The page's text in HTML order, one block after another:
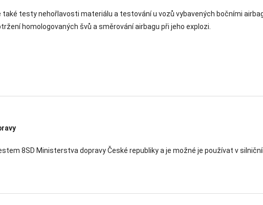
také testy nehořlavosti materiálu a testování u vozů vybavených bočními
homologovaných švů a směrování airbagu při jeho explozi.
8SD Ministerstva dopravy České republiky a je možné je používat v